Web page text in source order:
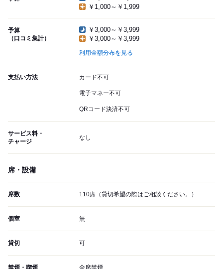
￥1,000～￥1,999
予算
（口コミ集計）
￥3,000～￥3,999
￥3,000～￥3,999
利用金額分布を見る
支払い方法 カード不可
電子マネー不可
QRコード決済不可
サービス料・
チャージ
なし
席・設備
席数 110席（貸切希望の際はご相談ください。）
個室 無
貸切 可
禁煙・喫煙 全席禁煙